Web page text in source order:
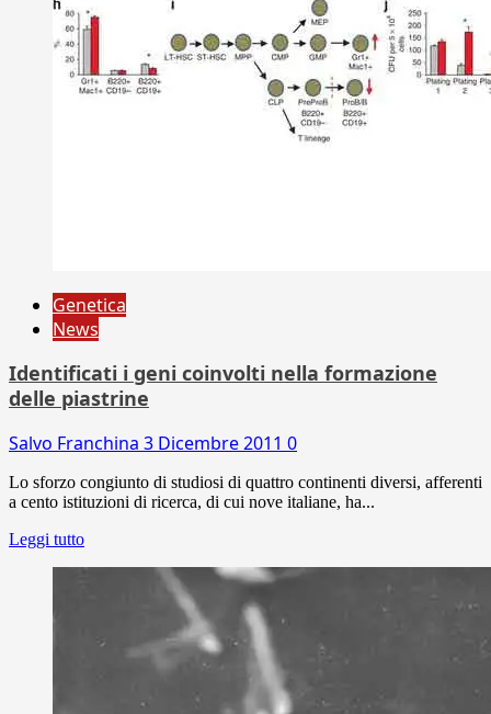
Genetica
News
Identificati i geni coinvolti nella formazione
delle piastrine
Salvo Franchina 3 Dicembre 2011 0
Lo sforzo congiunto di studiosi di quattro continenti diversi, afferenti
a cento istituzioni di ricerca, di cui nove italiane, ha...
Leggi tutto